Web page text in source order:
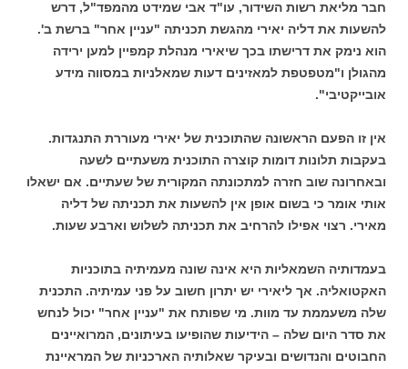
חבר מליאת רשות השידור, עו"ד אבי שמידט מהמפד"ל, דרש
להשעות את דליה יאירי מהגשת תכניתה "עניין אחר" ברשת ב'.
הוא נימק את דרישתו בכך שיאירי מנהלת קמפיין למען ירידה
מהגולן ו"מטפטפת למאזינים דעות שמאלניות במסווה מידע
אובייקטיבי".
אין זו הפעם הראשונה שהתוכנית של יאירי מעוררת התנגדות.
בעקבות תלונות דומות קוצרה התוכנית משעתיים לשעה
ובאחרונה שוב חזרה למתכונתה המקורית של שעתיים. אם ישאלו
אותי אומר כי בשום אופן אין להשעות את תכניתה של דליה
מאירי. רצוי אפילו להרחיב את תכניתה לשלוש וארבע שעות.
בעמדותיה השמאליות היא אינה שונה מעמיתיה בתוכניות
האקטואליה. אך ליאירי יש יתרון חשוב על פני עמיתיה. התכנית
שלה משעממת עד מוות. מי שפותח את "עניין אחר" יכול לנחש
את סדר היום שלה – הידיעות שהופיעו בעיתונים, המרואיינים
החבוטים והנדושים ובעיקר שאלותיה הארכניות של המראיינת